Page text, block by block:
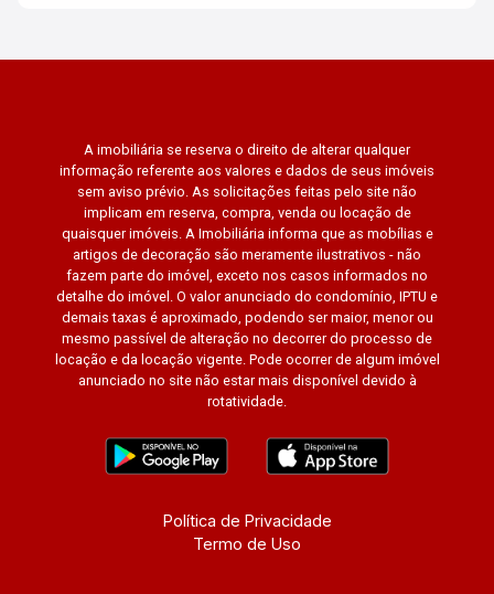
A imobiliária se reserva o direito de alterar qualquer
informação referente aos valores e dados de seus imóveis
sem aviso prévio. As solicitações feitas pelo site não
implicam em reserva, compra, venda ou locação de
quaisquer imóveis. A Imobiliária informa que as mobílias e
artigos de decoração são meramente ilustrativos - não
fazem parte do imóvel, exceto nos casos informados no
detalhe do imóvel. O valor anunciado do condomínio, IPTU e
demais taxas é aproximado, podendo ser maior, menor ou
mesmo passível de alteração no decorrer do processo de
locação e da locação vigente. Pode ocorrer de algum imóvel
anunciado no site não estar mais disponível devido à
rotatividade.
Política de Privacidade
Termo de Uso